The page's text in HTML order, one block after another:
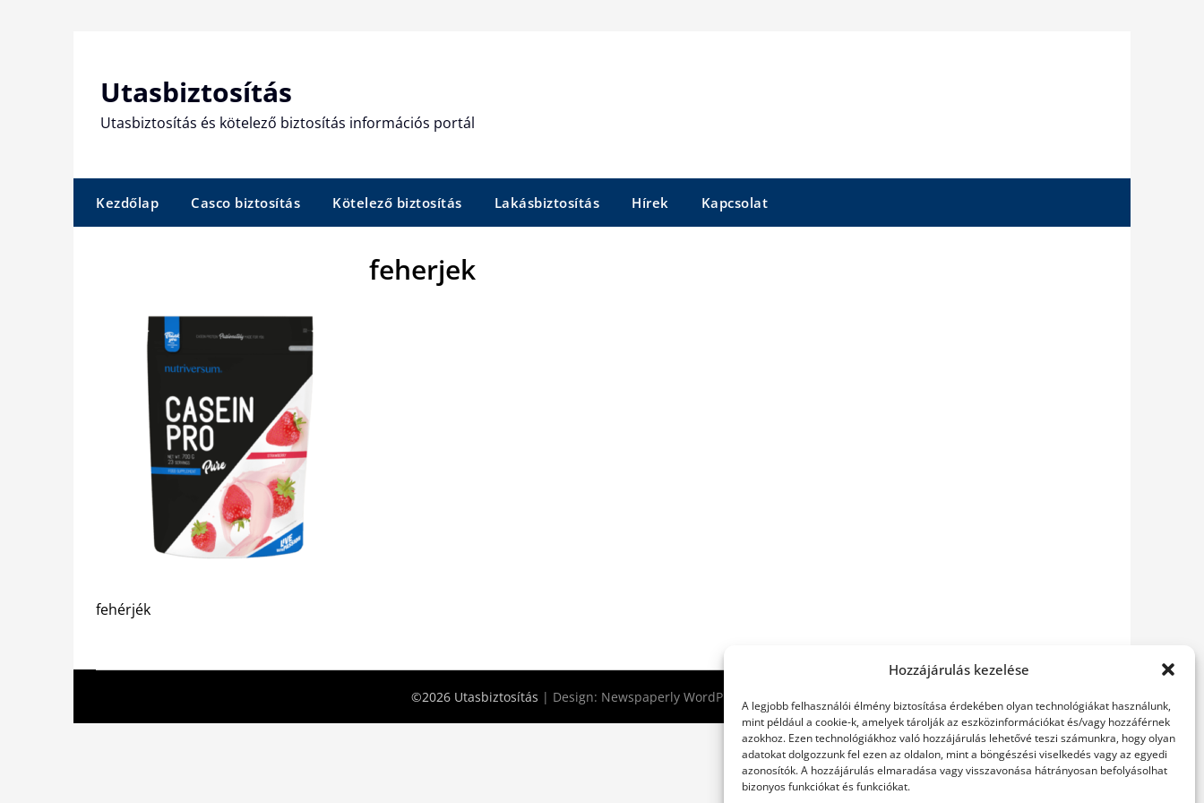
Hozzájárulás kezelése
A legjobb felhasználói élmény biztosítása érdekében olyan technológiákat használunk,
mint például a cookie-k, amelyek tárolják az eszközinformációkat és/vagy hozzáférnek
azokhoz. Ezen technológiákhoz való hozzájárulás lehetővé teszi számunkra, hogy olyan
adatokat dolgozzunk fel ezen az oldalon, mint a böngészési viselkedés vagy az egyedi
azonosítók. A hozzájárulás elmaradása vagy visszavonása hátrányosan befolyásolhat
bizonyos funkciókat és funkciókat.
Utasbiztosítás
Utasbiztosítás és kötelező biztosítás információs portál
Kezdőlap Casco biztosítás Kötelező biztosítás Lakásbiztosítás Hírek Kapcsolat
feherjek
fehérjék
©2026 Utasbiztosítás | Design: Newspaperly WordPress Theme